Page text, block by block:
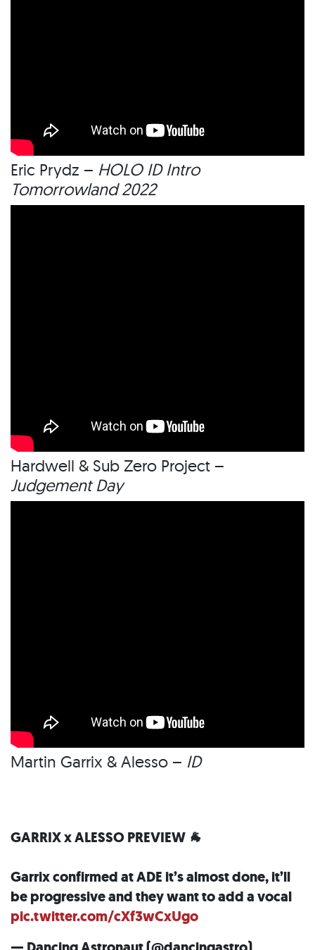
Eric Prydz – HOLO ID Intro
Tomorrowland 2022
Hardwell & Sub Zero Project –
Judgement Day
Martin Garrix & Alesso – ID
GARRIX x ALESSO PREVIEW 🐐
Garrix confirmed at ADE it’s almost done, it’ll
be progressive and they want to add a vocal
pic.twitter.com/cXf3wCxUgo